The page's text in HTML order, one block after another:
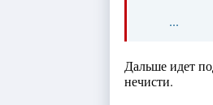
...
Дальше идет
нечисти.